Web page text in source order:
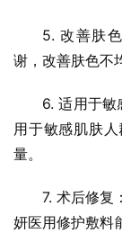
5. 改善肤
谢，改善肤色不
6. 适用于
用于敏感肌肤
量。
7. 术后修复
妍医用修护敷料